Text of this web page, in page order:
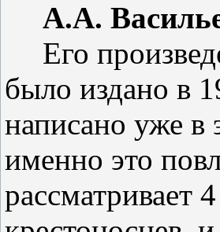
А.А.
Его
было издано в
написано уже
именно это
рассматривает